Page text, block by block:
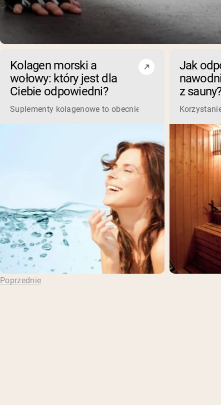
Kolagen morski a
wołowy: który jest dla
Ciebie odpowiedni?
Suplementy kolagenowe to obecnie jeden z
Jak
z
Poprzednie